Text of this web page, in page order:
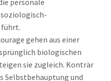
führt.
gehen aus einer
biologischen
sie zugleich. Konträr
Selbstbehauptung und